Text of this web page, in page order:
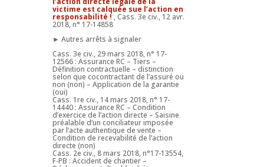
victime est calquée sue l’action en
responsabilité ! , Cass. 3e civ., 12 avr.
2018, n° 17-14858
► Autres arrêts à signaler
Cass. 3e civ., 29 mars 2018, n° 17-
12566 : Assurance RC – Tiers –
Définition contractuelle – distinction
selon que cocontractant de l’assuré ou
non (non) – Application de la garantie
(oui)
Cass. 1re civ., 14 mars 2018, n° 17-
14440 : Assurance RC – Condition
d’exercice de l’action directe – Saisine
préalable d’un conciliateur imposée
par l’acte authentique de vente –
Condition de recevabilité de l’action
directe (non)
Cass. 2e civ., 8 mars 2018, n°17-13554,
F-PB : Accident de chantier –